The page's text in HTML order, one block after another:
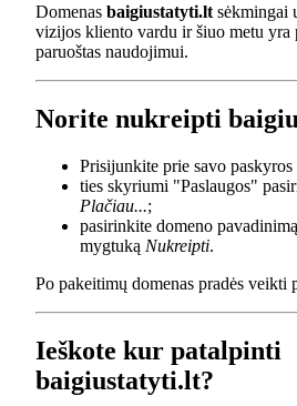
Domenas baigiustatyti.lt sėkmingai
vizijos kliento vardu ir šiuo metu yra
paruoštas naudojimui.
Norite nukreipti
Prisijunkite prie savo paskyros
ties skyriumi "Paslaugos"
Plačiau...;
pasirinkite domeno
mygtuką Nukreipti.
Po pakeitimų domenas pradės veikti
Ieškote kur patalpinti
baigiustatyti.lt?